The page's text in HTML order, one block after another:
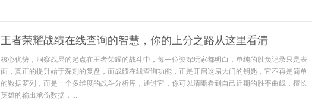
王者荣耀战绩在线查询的智慧，你的上分之路从这里看清
核心优势，洞察战局的起点在王者荣耀的战斗中，每一位资深玩家都明白，单纯的胜负记录只是表
面，真正的提升始于深刻的复盘，而战绩在线查询功能，正是开启这扇大门的钥匙，它不再是简单
的数据罗列，而是一个多维度的战斗分析库，通过它，你可以清晰看到自己近期的胜率曲线，擅长
英雄的输出承伤数据，...